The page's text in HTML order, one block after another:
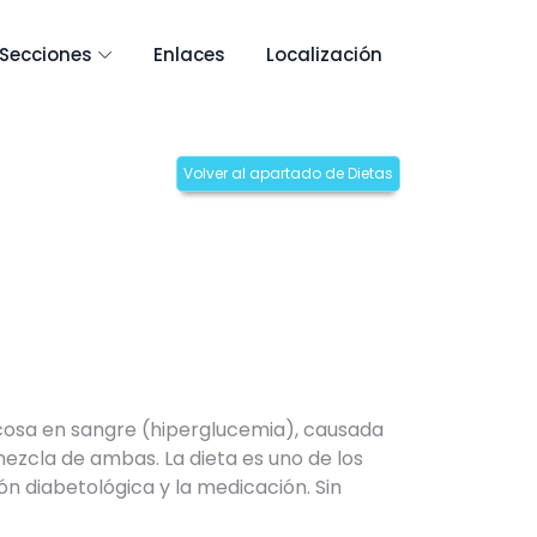
Secciones Enlaces Localización
Volver al apartado de Dietas
en sangre (hiperglucemia), causada
de ambas. La dieta es uno de los
diabetológica y la medicación. Sin